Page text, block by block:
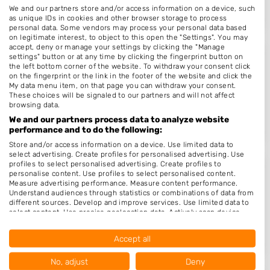
M. van der Steen
Stationsplein 131
5211BP 's-Hertogenbosch
FreshCut Studio
Westwal 8
4141AP Leerdam
We and our partners store and/or access information on a device, such
as unique IDs in cookies and other browser storage to process
personal data. Some vendors may process your personal data based
on legitimate interest, to object to this open the "Settings". You may
accept, deny or manage your settings by clicking the "Manage
settings" button or at any time by clicking the fingerprint button on
the left bottom corner of the website. To withdraw your consent click
on the fingerprint or the link in the footer of the website and click the
My data menu item, on that page you can withdraw your consent.
These choices will be signaled to our partners and will not affect
browsing data.
We and our partners process data to analyze website
performance and to do the following:
Store and/or access information on a device. Use limited data to
select advertising. Create profiles for personalised advertising. Use
profiles to select personalised advertising. Create profiles to
personalise content. Use profiles to select personalised content.
Measure advertising performance. Measure content performance.
Understand audiences through statistics or combinations of data from
different sources. Develop and improve services. Use limited data to
select content. Use precise geolocation data. Actively scan device
Data may be shared outside of the European Union and send to the
Your consent and the cookie policy applies solely to this website/app.
Accept all
No, adjust Deny